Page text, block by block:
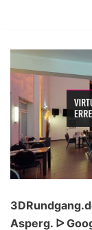
Inhalt
springen
Asperg. ᐅ